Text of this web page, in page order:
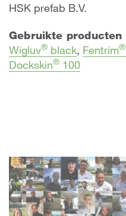
HSK prefab B.V.
Gebruikte producten
Wigluv® black, Fentrim®
Dockskin® 100